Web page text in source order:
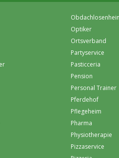
Optiker
Ortsverband
Partyservice
Pasticceria
Pension
Personal Trainer
Pferdehof
Pflegeheim
Pharma
Physiotherapie
Pizzaservice